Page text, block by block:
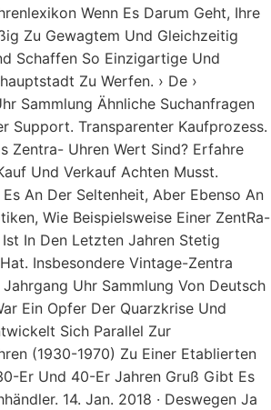
Wenn Es Darum Geht, Ihre
Zu Gewagtem Und Gleichzeitig
Schaffen So Einzigartige Und
Zu Werfen. › De ›
Sammlung Ähnliche Suchanfragen
Support. Transparenter Kaufprozess.
Zentra- Uhren Wert Sind? Erfahre
Und Verkauf Achten Musst.
An Der Seltenheit, Aber Ebenso An
Wie Beispielsweise Einer ZentRa-
In Den Letzten Jahren Stetig
Insbesondere Vintage-Zentra
Uhr Sammlung Von Deutsch
Ein Opfer Der Quarzkrise Und
Sich Parallel Zur
(1930-1970) Zu Einer Etablierten
Er Und 40-Er Jahren Gruß Gibt Es
14. Jan. 2018 · Deswegen Ja